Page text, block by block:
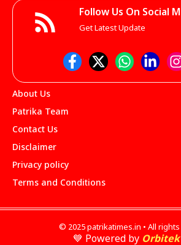
Follow Us On Social
Get Latest Update
About Us
Patrika Team
Contact Us
Disclaimer
Privacy policy
Terms and Conditions
© 2025 patrikatimes.in • All
💙 Powered by